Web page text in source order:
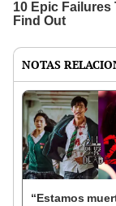
NOTAS
“Estamos